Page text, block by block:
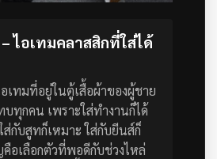
ไอเทมคลาสสิกที่ใส่ได้
เทมที่อยู่ในตู้เสื้อผ้าของผู้ชาย
ทุกคน เพราะใส่ทำงานก็ได้
ส่กับสูทก็เหมาะ ใส่กับยีนส์ก็
อเลือกตัวที่พอดีกับช่วงไหล่